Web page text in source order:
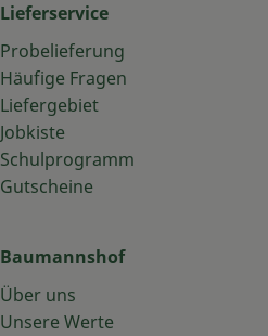
Lieferservice
Probelieferung
Häufige Fragen
Liefergebiet
Jobkiste
Schulprogramm
Gutscheine
Baumannshof
Über uns
Unsere Werte